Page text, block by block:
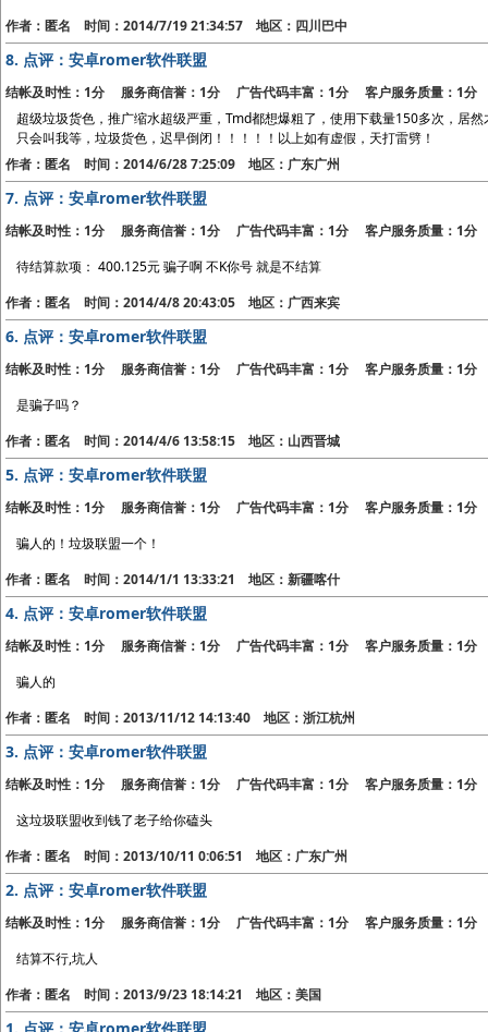
作者：匿名 时间：2014/7/19 21:34:57 地区：四川巴中
8. 点评：安卓romer软件联盟
结帐及时性：1分 服务商信誉：1分 广告代码丰富：1分 客户服务质量：1分
超级垃圾货色，推广缩水超级严重，Tmd都想爆粗了，使用下载量150多次，居
只会叫我等，垃圾货色，迟早倒闭！！！！！以上如有虚假，天打雷劈！
作者：匿名 时间：2014/6/28 7:25:09 地区：广东广州
7. 点评：安卓romer软件联盟
结帐及时性：1分 服务商信誉：1分 广告代码丰富：1分 客户服务质量：1分
待结算款项： 400.125元 骗子啊 不K你号 就是不结算
作者：匿名 时间：2014/4/8 20:43:05 地区：广西来宾
6. 点评：安卓romer软件联盟
结帐及时性：1分 服务商信誉：1分 广告代码丰富：1分 客户服务质量：1分
是骗子吗？
作者：匿名 时间：2014/4/6 13:58:15 地区：山西晋城
5. 点评：安卓romer软件联盟
结帐及时性：1分 服务商信誉：1分 广告代码丰富：1分 客户服务质量：1分
骗人的！垃圾联盟一个！
作者：匿名 时间：2014/1/1 13:33:21 地区：新疆喀什
4. 点评：安卓romer软件联盟
结帐及时性：1分 服务商信誉：1分 广告代码丰富：1分 客户服务质量：1分
骗人的
作者：匿名 时间：2013/11/12 14:13:40 地区：浙江杭州
3. 点评：安卓romer软件联盟
结帐及时性：1分 服务商信誉：1分 广告代码丰富：1分 客户服务质量：1分
这垃圾联盟收到钱了老子给你磕头
作者：匿名 时间：2013/10/11 0:06:51 地区：广东广州
2. 点评：安卓romer软件联盟
结帐及时性：1分 服务商信誉：1分 广告代码丰富：1分 客户服务质量：1分
结算不行,坑人
作者：匿名 时间：2013/9/23 18:14:21 地区：美国